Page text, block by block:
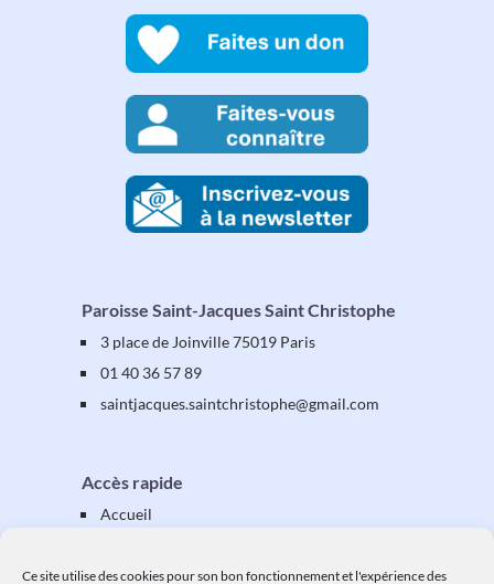
Ce site utilise des cookies pour son bon fonctionnement et l'expérience des
Paroisse Saint-Jacques Saint Christophe
3 place de Joinville 75019 Paris
01 40 36 57 89
saintjacques.saintchristophe@gmail.com
Accès rapide
Accueil
Équipes & activités